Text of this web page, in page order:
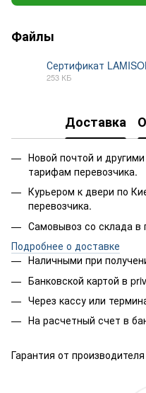
Файлы
Сертификат
253 КБ
Доставка
Новой почтой и
тарифам перевозчика.
Курьером к двери по
перевозчика.
Самовывоз со склада в
Подробнее о доставке
Наличными при
Банковской картой в
Через кассу или
На расчетный счет в
Гарантия от